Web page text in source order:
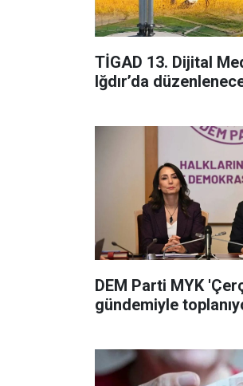
TİGAD 13. Dijital
Iğdır’da
DEM Parti MYK
gündemiyle